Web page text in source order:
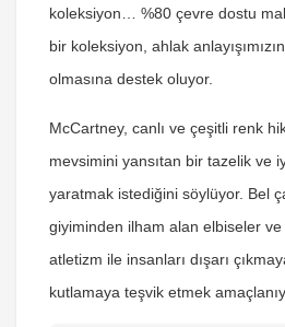
koleksiyon… %80 çevre dostu
bir koleksiyon, ahlak
olmasına destek oluyor.
McCartney, canlı ve çeşitli renk
mevsimini yansıtan bir tazelik ve
yaratmak istediğini söylüyor. Bel
giyiminden ilham alan elbiseler ve
atletizm ile insanları dışarı
kutlamaya teşvik etmek